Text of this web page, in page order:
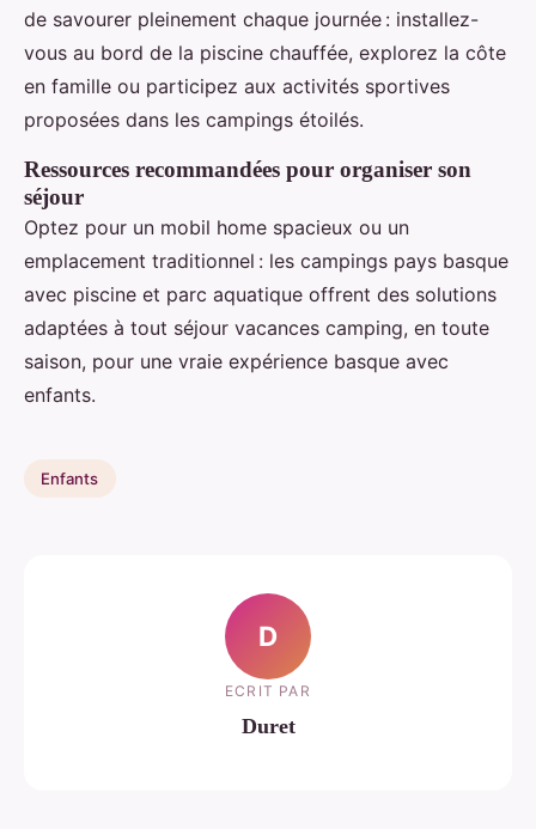
de savourer pleinement chaque journée : installez-
vous au bord de la piscine chauffée, explorez la côte
en famille ou participez aux activités sportives
proposées dans les campings étoilés.
Ressources recommandées pour organiser son
séjour
Optez pour un mobil home spacieux ou un
emplacement traditionnel : les campings pays basque
avec piscine et parc aquatique offrent des solutions
adaptées à tout séjour vacances camping, en toute
saison, pour une vraie expérience basque avec
enfants.
Enfants
D
ECRIT PAR
Duret